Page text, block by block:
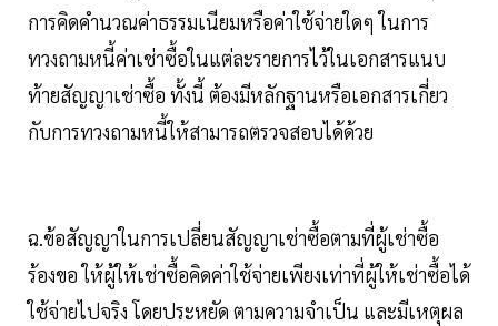
การคิดคำนวณค่าธรรมเนียมหรือค่าใช้จ่ายใดๆ ในการ
ทวงถามหนี้ค่าเช่าซื้อในแต่ละรายการไว้ในเอกสารแนบ
ท้ายสัญญาเช่าซื้อ ทั้งนี้ ต้องมีหลักฐานหรือเอกสารเกี่ยว
กับการทวงถามหนี้ให้สามารถตรวจสอบได้ด้วย
ฉ.ข้อสัญญาในการเปลี่ยนสัญญาเช่าซื้อตามที่ผู้เช่าซื้อ
ร้องขอ ให้ผู้ให้เช่าซื้อคิดค่าใช้จ่ายเพียงเท่าที่ผู้ให้เช่าซื้อได้
ใช้จ่ายไปจริง โดยประหยัด ตามความจำเป็น และมีเหตุผล